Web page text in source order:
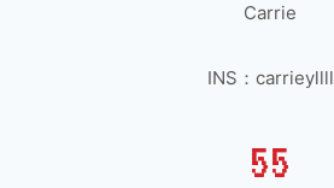
Carrie
INS：carrieyllll
55